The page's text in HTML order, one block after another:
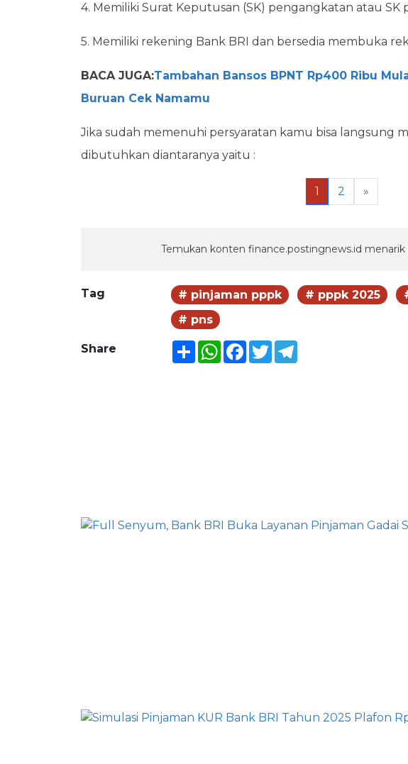
4. Memiliki Surat Keputusan (SK) pengangkatan atau SK
5. Memiliki rekening Bank BRI dan bersedia membuka
BACA JUGA:Tambahan Bansos BPNT Rp400 Ribu
Buruan Cek Namamu
Jika sudah memenuhi persyaratan kamu bisa langsung
dibutuhkan diantaranya yaitu :
1 2 »
Temukan konten finance.postingnews.id menarik
Tag # pinjaman pppk # pppk 2025
# pns
Share ShareWhatsApp
Facebook
TwitterTelegram